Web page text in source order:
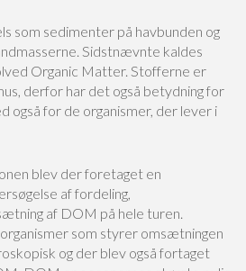
som sedimenter på havbunden og
Sidstnævnte kaldes
Organic Matter. Stofferne er
derfor har det også betydning for
også for de organismer, der lever i
blev der foretaget en
af fordeling,
af DOM på hele turen.
som styrer omsætningen
og der blev også fortaget